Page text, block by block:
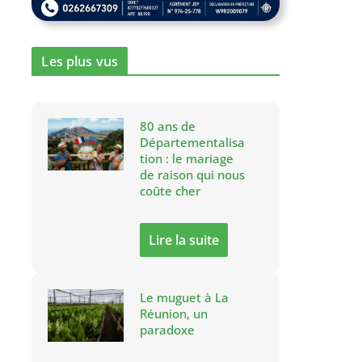
Les plus vus
80 ans de
Départementalisa
tion : le mariage
de raison qui nous
coûte cher
Lire la suite
Le muguet à La
Réunion, un
paradoxe